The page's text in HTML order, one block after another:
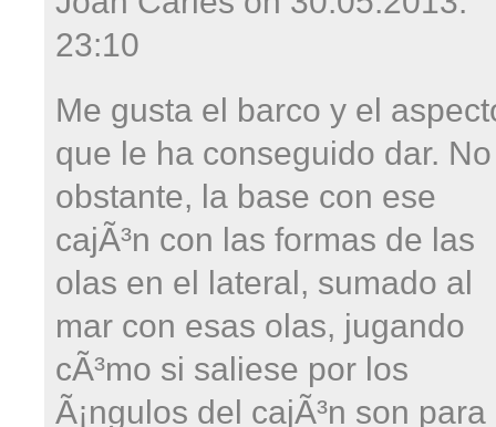
23:10
Me gusta el barco y el
que le ha conseguido dar. No
obstante, la base con ese
cajÃ³n con las formas de las
olas en el lateral, sumado al
mar con esas olas, jugando
cÃ³mo si saliese por los
Ã¡ngulos del cajÃ³n son para